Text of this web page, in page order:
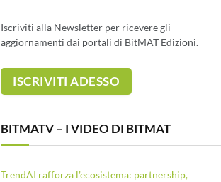
Iscriviti alla Newsletter per ricevere gli
aggiornamenti dai portali di BitMAT Edizioni.
BITMATV – I VIDEO DI BITMAT
TrendAI rafforza l’ecosistema: partnership,